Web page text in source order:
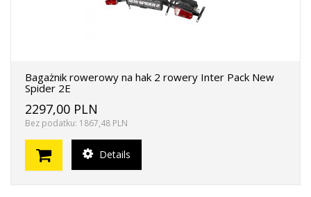
Bagażnik rowerowy na hak 2 rowery Inter Pack New
Spider 2E
2297,00 PLN
Bez podatku: 1867,48 PLN
Details